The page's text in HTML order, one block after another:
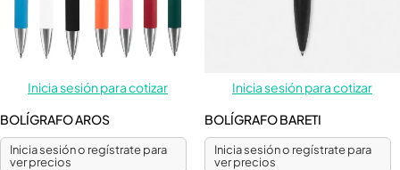
Inicia sesión para cotizar
BOLÍGRAFO AROS
Inicia sesión o regístrate para
ver precios
Inicia sesión para cotizar
BOLÍGRAFO BARETI
Inicia sesión o regístrate para
ver precios